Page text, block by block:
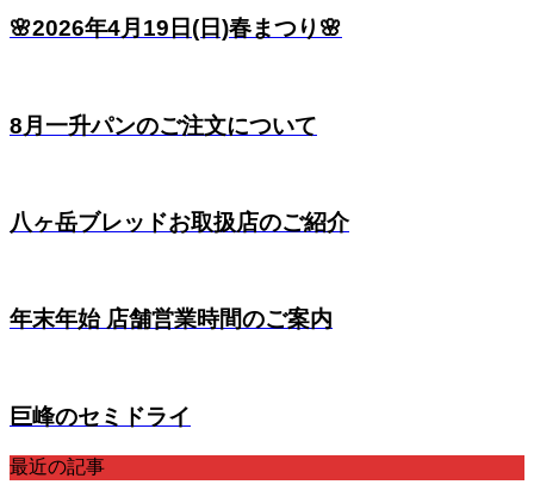
🌸2026年4月19日(日)春まつり🌸
8月一升パンのご注文について
八ヶ岳ブレッドお取扱店のご紹介
年末年始 店舗営業時間のご案内
巨峰のセミドライ
最近の記事